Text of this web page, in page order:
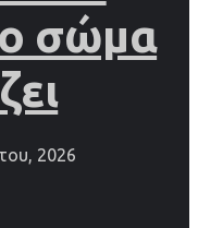
σώμα
2026